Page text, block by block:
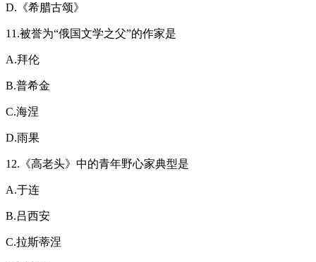
D.《希腊古颂》
11.被誉为“俄国文学之父”的作家是
A.拜伦
B.普希金
C.海涅
D.雨果
12.《高老头》中的青年野心家典型是
A.于连
B.吕西安
C.拉斯蒂涅